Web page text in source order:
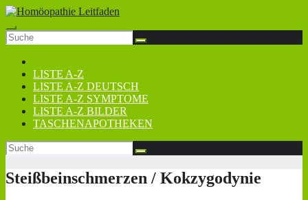
Zum
Inhalt
springen
LISTE A-Z
LISTE A-Z DEUTSCH
LISTE A-Z SYMPTOME
LISTE A-Z BILDER
TASCHENAPOTHEKEN
Steißbeinschmerzen / Kokzygodynie